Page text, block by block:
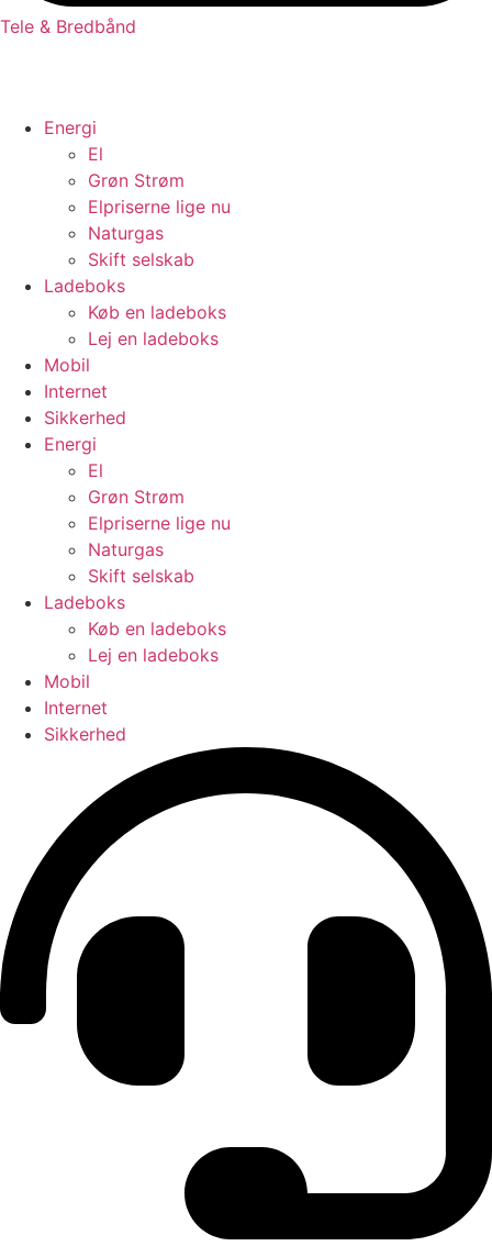
Tele & Bredbånd
Energi
El
Grøn Strøm
Elpriserne lige nu
Naturgas
Skift selskab
Ladeboks
Køb en ladeboks
Lej en ladeboks
Mobil
Internet
Sikkerhed
Energi
El
Grøn Strøm
Elpriserne lige nu
Naturgas
Skift selskab
Ladeboks
Køb en ladeboks
Lej en ladeboks
Mobil
Internet
Sikkerhed